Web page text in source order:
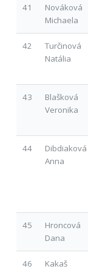
41
Nováková
Michaela
42
Turčinová
Natália
43
Blašková
Veronika
44
Dibdiaková
Anna
45
Hroncová
Dana
46
Kakaš